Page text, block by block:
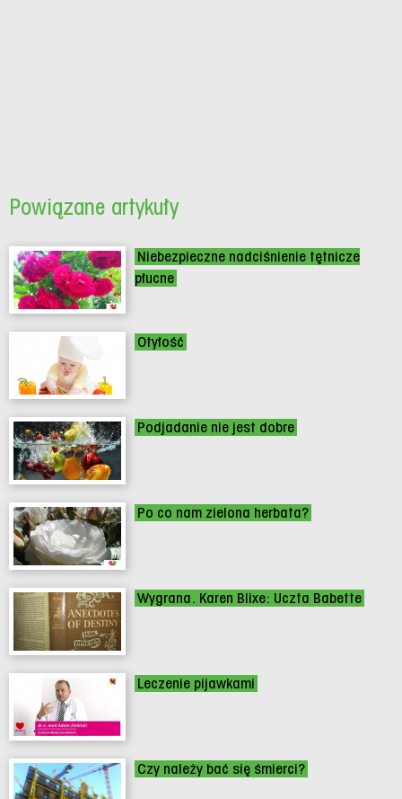
Powiązane artykuły
Niebezpieczne nadciśnienie tętnicze
płucne
Otyłość
Podjadanie nie jest dobre
Po co nam zielona herbata?
Wygrana. Karen Blixe: Uczta Babette
Leczenie pijawkami
Czy należy bać się śmierci?